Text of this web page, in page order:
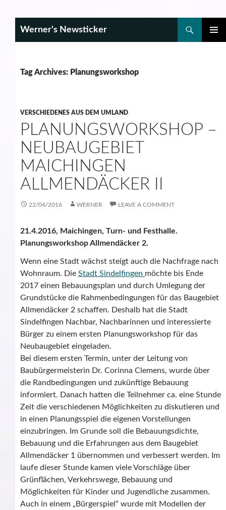
Werner's Newsticker
Tag Archives: Planungsworkshop
VERSCHIEDENES AUS DEM UMLAND
PLANUNGSWORKSHOP –
NEUBAUGEBIET
MAICHINGEN
ALLMENDÄCKER II
22/04/2016 WERNER LEAVE A COMMENT
21.4.2016, Maichingen, Turn- und Festhalle.
Planungsworkshop Allmendäcker 2.
Wenn eine Stadt wächst steigt auch die Nachfrage nach
Wohnraum. Die Stadt Sindelfingen möchte bis Ende
2017 einen Bebauungsplan und durch Umlegung der
Grundstücke die Rahmenbedingungen für das Baugebiet
Allmendäcker 2 schaffen. Deshalb hat die Stadt
Sindelfingen Nachbar, Nachbarinnen und interessierte
Bürger zu einem ersten Planungsworkshop für das
Neubaugebiet eingeladen.
Bei diesem ersten Termin, unter der Leitung von
Baubürgermeisterin Dr. Corinna Clemens, wurde über
die Randbedingungen und zukünftige Bebauung
informiert. Danach hatten die Teilnehmer ca. eine Stunde
Zeit die verschiedenen Möglichkeiten zu diskutieren und
in einen Planungsspiel die eigenen Vorstellungen
einzubringen. Im Grunde soll die Bebauungsdichte,
Bebauung und die Erfahrungen aus dem Baugebiet
Allmendäcker 1 übernommen und verbessert werden. Im
laufe dieser Stunde kamen viele Vorschläge über
Grünflächen, Verkehrswege, Bebauung und
Möglichkeiten für Kinder und Jugendliche zusammen.
Auch in einem „Bürgerspiel“ wurde mit Modellen der